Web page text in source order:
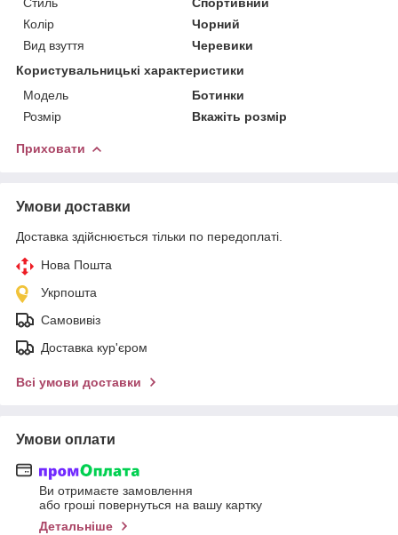
Колір
Чорний
Вид взуття
Черевики
Користувальницькі характеристики
Мoдель
Ботинки
Розмір
Вкажіть розмір
Приховати
Умови доставки
Доставка здійснюється тільки по передоплаті.
Нова Пошта
Укрпошта
Самовивіз
Доставка кур'єром
Всі умови доставки
Умови оплати
Ви отримаєте замовлення
або гроші повернуться на вашу картку
Детальніше